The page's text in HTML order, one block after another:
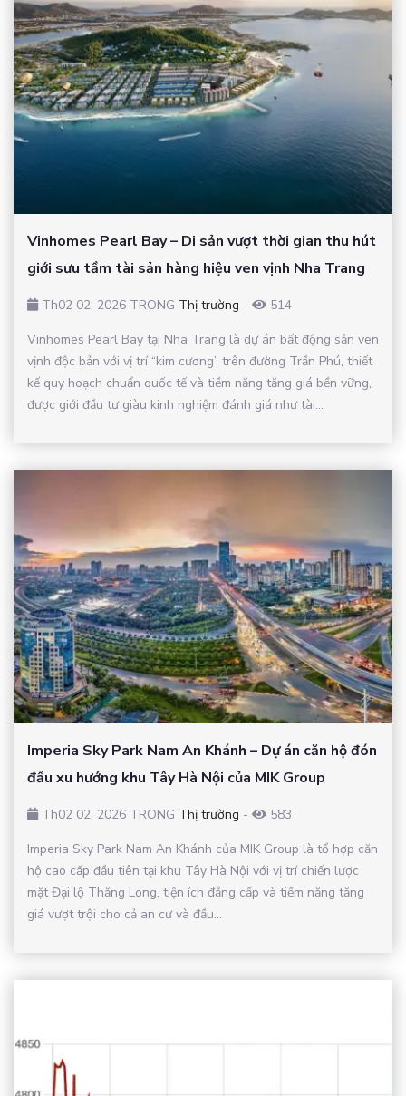
Vinhomes Pearl Bay – Di sản vượt thời gian thu hút
giới sưu tầm tài sản hàng hiệu ven vịnh Nha Trang
Th02 02, 2026 TRONG Thị trường -
514
Vinhomes Pearl Bay tại Nha Trang là dự án bất động sản ven
vịnh độc bản với vị trí “kim cương” trên đường Trần Phú, thiết
kế quy hoạch chuẩn quốc tế và tiềm năng tăng giá bền vững,
được giới đầu tư giàu kinh nghiệm đánh giá như tài...
Imperia Sky Park Nam An Khánh – Dự án căn hộ đón
đầu xu hướng khu Tây Hà Nội của MIK Group
Th02 02, 2026 TRONG Thị trường -
583
Imperia Sky Park Nam An Khánh của MIK Group là tổ hợp căn
hộ cao cấp đầu tiên tại khu Tây Hà Nội với vị trí chiến lược
mặt Đại lộ Thăng Long, tiện ích đẳng cấp và tiềm năng tăng
giá vượt trội cho cả an cư và đầu...